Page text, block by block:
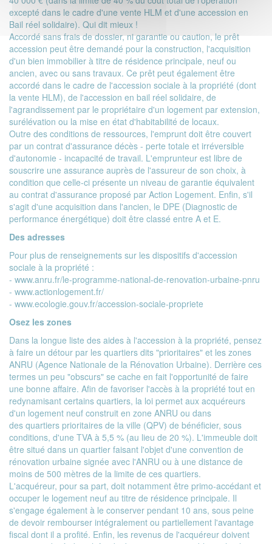
excepté dans le cadre d'une vente HLM et d'une accession en
Bail réel solidaire). Qui dit mieux !
Accordé sans frais de dossier, ni garantie ou caution, le prêt
accession peut être demandé pour la construction, l'acquisition
d'un bien immobilier à titre de résidence principale, neuf ou
ancien, avec ou sans travaux. Ce prêt peut également être
accordé dans le cadre de l'accession sociale à la propriété (dont
la vente HLM), de l'accession en bail réel solidaire, de
l'agrandissement par le propriétaire d'un logement par extension,
surélévation ou la mise en état d'habitabilité de locaux.
Outre des conditions de ressources, l'emprunt doit être couvert
par un contrat d'assurance décès - perte totale et irréversible
d'autonomie - incapacité de travail. L'emprunteur est libre de
souscrire une assurance auprès de l'assureur de son choix, à
condition que celle-ci présente un niveau de garantie équivalent
au contrat d'assurance proposé par Action Logement. Enfin, s'il
s'agit d'une acquisition dans l'ancien, le DPE (Diagnostic de
performance énergétique) doit être classé entre A et E.
Des adresses
Pour plus de renseignements sur les dispositifs d'accession
sociale à la propriété :
- www.anru.fr/le-programme-national-de-renovation-urbaine-pnru
- www.actionlogement.fr/
- www.ecologie.gouv.fr/accession-sociale-propriete
Osez les zones
Dans la longue liste des aides à l'accession à la propriété, pensez
à faire un détour par les quartiers dits "prioritaires" et les zones
ANRU (Agence Nationale de la Rénovation Urbaine). Derrière ces
termes un peu "obscurs" se cache en fait l'opportunité de faire
une bonne affaire. Afin de favoriser l'accès à la propriété tout en
redynamisant certains quartiers, la loi permet aux acquéreurs
d'un logement neuf construit en zone ANRU ou dans
des quartiers prioritaires de la ville (QPV) de bénéficier, sous
conditions, d'une TVA à 5,5 % (au lieu de 20 %). L'immeuble doit
être situé dans un quartier faisant l'objet d'une convention de
rénovation urbaine signée avec l'ANRU ou à une distance de
moins de 500 mètres de la limite de ces quartiers.
L'acquéreur, pour sa part, doit notamment être primo-accédant et
occuper le logement neuf au titre de résidence principale. Il
s'engage également à le conserver pendant 10 ans, sous peine
de devoir rembourser intégralement ou partiellement l'avantage
fiscal dont il a profité. Enfin, les revenus de l'acquéreur doivent